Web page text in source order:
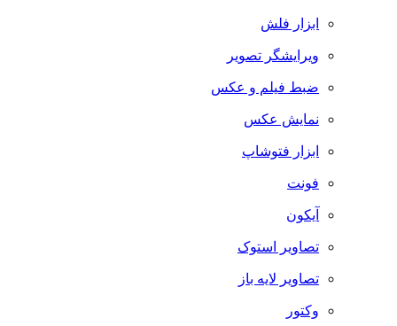
ابزار فلش
ویرایشگر تصویر
ضبط فيلم و عكس
نمایش عکس
ابزار فتوشاپ
فونت
آیکون
تصاویر استوک
تصاویر لایه باز
وکتور